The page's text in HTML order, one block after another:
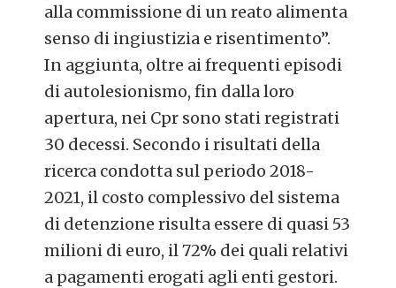
alla commissione di un reato alimenta
senso di ingiustizia e risentimento”.
In aggiunta, oltre ai frequenti episodi
di autolesionismo, fin dalla loro
apertura, nei Cpr sono stati registrati
30 decessi. Secondo i risultati della
ricerca condotta sul periodo 2018-
2021, il costo complessivo del sistema
di detenzione risulta essere di quasi 53
milioni di euro, il 72% dei quali relativi
a pagamenti erogati agli enti gestori.